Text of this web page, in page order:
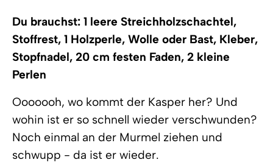
Du brauchst: 1 leere Streichholzschachtel,
Stoffrest, 1 Holzperle, Wolle oder Bast, Kleber,
Stopfnadel, 20 cm festen Faden, 2 kleine
Perlen
Ooooooh, wo kommt der Kasper her? Und
wohin ist er so schnell wieder verschwunden?
Noch einmal an der Murmel ziehen und
schwupp - da ist er wieder.